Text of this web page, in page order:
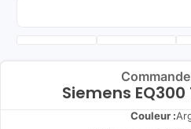
Siemens EQ300
Couleur :